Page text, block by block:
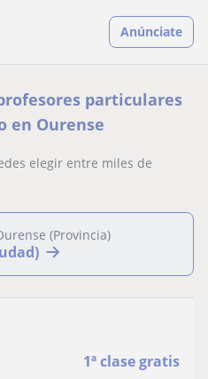
Anúnciate
particulares
en Ourense
elegir entre miles de
(Provincia)
1ª clase gratis